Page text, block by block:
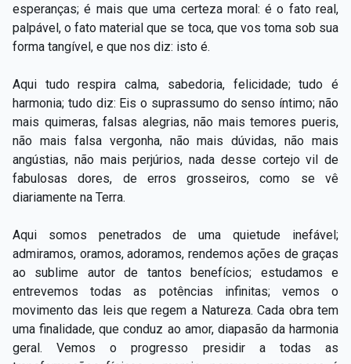
esperanças; é mais que uma certeza moral: é o fato real,
palpável, o fato material que se toca, que vos toma sob sua
forma tangível, e que nos diz: isto é.
Aqui tudo respira calma, sabedoria, felicidade; tudo é
harmonia; tudo diz: Eis o suprassumo do senso íntimo; não
mais quimeras, falsas alegrias, não mais temores pueris,
não mais falsa vergonha, não mais dúvidas, não mais
angústias, não mais perjúrios, nada desse cortejo vil de
fabulosas dores, de erros grosseiros, como se vê
diariamente na Terra.
Aqui somos penetrados de uma quietude inefável;
admiramos, oramos, adoramos, rendemos ações de graças
ao sublime autor de tantos benefícios; estudamos e
entrevemos todas as potências infinitas; vemos o
movimento das leis que regem a Natureza. Cada obra tem
uma finalidade, que conduz ao amor, diapasão da harmonia
geral. Vemos o progresso presidir a todas as